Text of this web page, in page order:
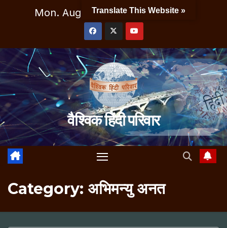
Mon. Aug 10th, 2026 3:56:38 AM
वैश्विक हिंदी परिवार
Category: अभिमन्यु अनत
Translate This Website »